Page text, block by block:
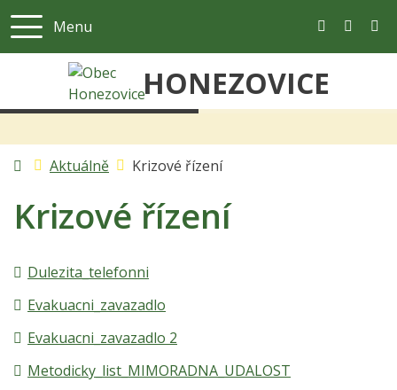
Menu +420 321
HONEZOVICE
Úvodní stránka
Aktuálně Krizové řízení
Krizové řízení
Dulezita_telefonni
Evakuacni_zavazadlo
Evakuacni_zavazadlo 2
Metodicky_list_MIMORADNA_UDALOST